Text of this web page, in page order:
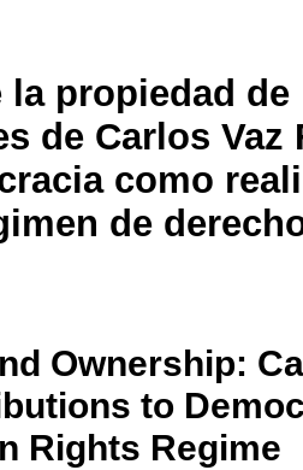
la propiedad de
de Carlos Vaz
como
de
Ownership:
to
Rights Regime